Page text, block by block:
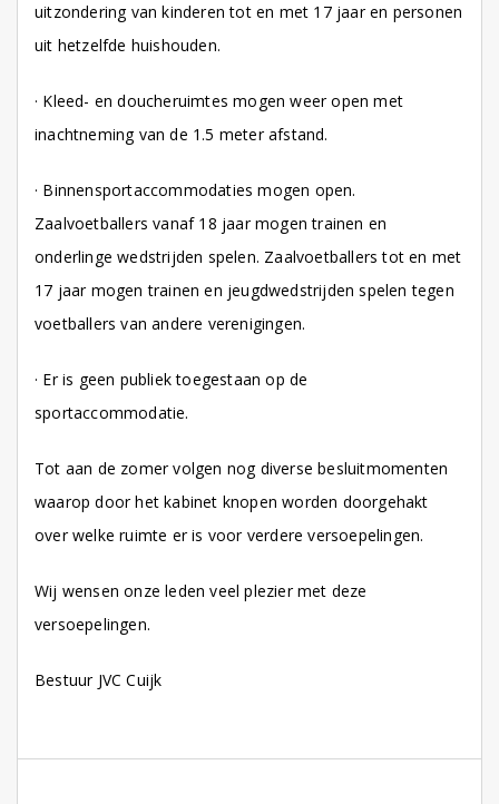
uitzondering van kinderen tot en met 17 jaar en personen
uit hetzelfde huishouden.
· Kleed- en doucheruimtes mogen weer open met
inachtneming van de 1.5 meter afstand.
· Binnensportaccommodaties mogen open.
Zaalvoetballers vanaf 18 jaar mogen trainen en
onderlinge wedstrijden spelen. Zaalvoetballers tot en met
17 jaar mogen trainen en jeugdwedstrijden spelen tegen
voetballers van andere verenigingen.
· Er is geen publiek toegestaan op de
sportaccommodatie.
Tot aan de zomer volgen nog diverse besluitmomenten
waarop door het kabinet knopen worden doorgehakt
over welke ruimte er is voor verdere versoepelingen.
Wij wensen onze leden veel plezier met deze
versoepelingen.
Bestuur JVC Cuijk